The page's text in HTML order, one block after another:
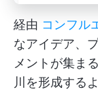
経由 コンフル
なアイデア、
メントが集ま
川を形成する